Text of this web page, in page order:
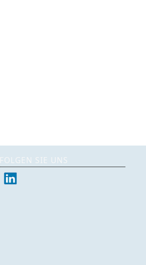
FOLGEN SIE UNS